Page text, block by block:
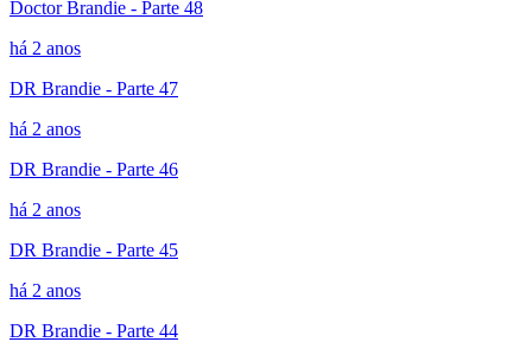
Doctor Brandie - Parte 48
há 2 anos
DR Brandie - Parte 47
há 2 anos
DR Brandie - Parte 46
há 2 anos
DR Brandie - Parte 45
há 2 anos
DR Brandie - Parte 44